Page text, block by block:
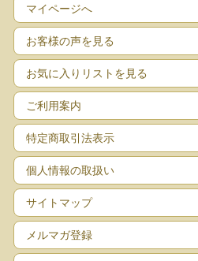
マイページへ
お客様の声を見る
お気に入りリストを見る
ご利用案内
特定商取引法表示
個人情報の取扱い
サイトマップ
メルマガ登録